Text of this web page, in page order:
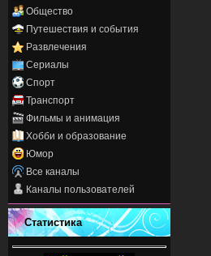
Общество
Путешествия и события
Развлечения
Сериалы
Спорт
Транспорт
Фильмы и анимация
Хобби и образование
Юмор
Все каналы
Каналы пользователей
Статистика